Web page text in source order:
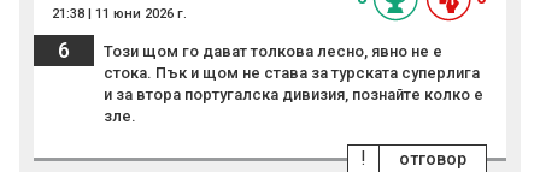
21:38 | 11 юни 2026 г.
6
Този щом го дават толкова лесно, явно не е
стока. Пък и щом не става за турската суперлига
и за втора португалска дивизия, познайте колко е
зле.
отговор
!